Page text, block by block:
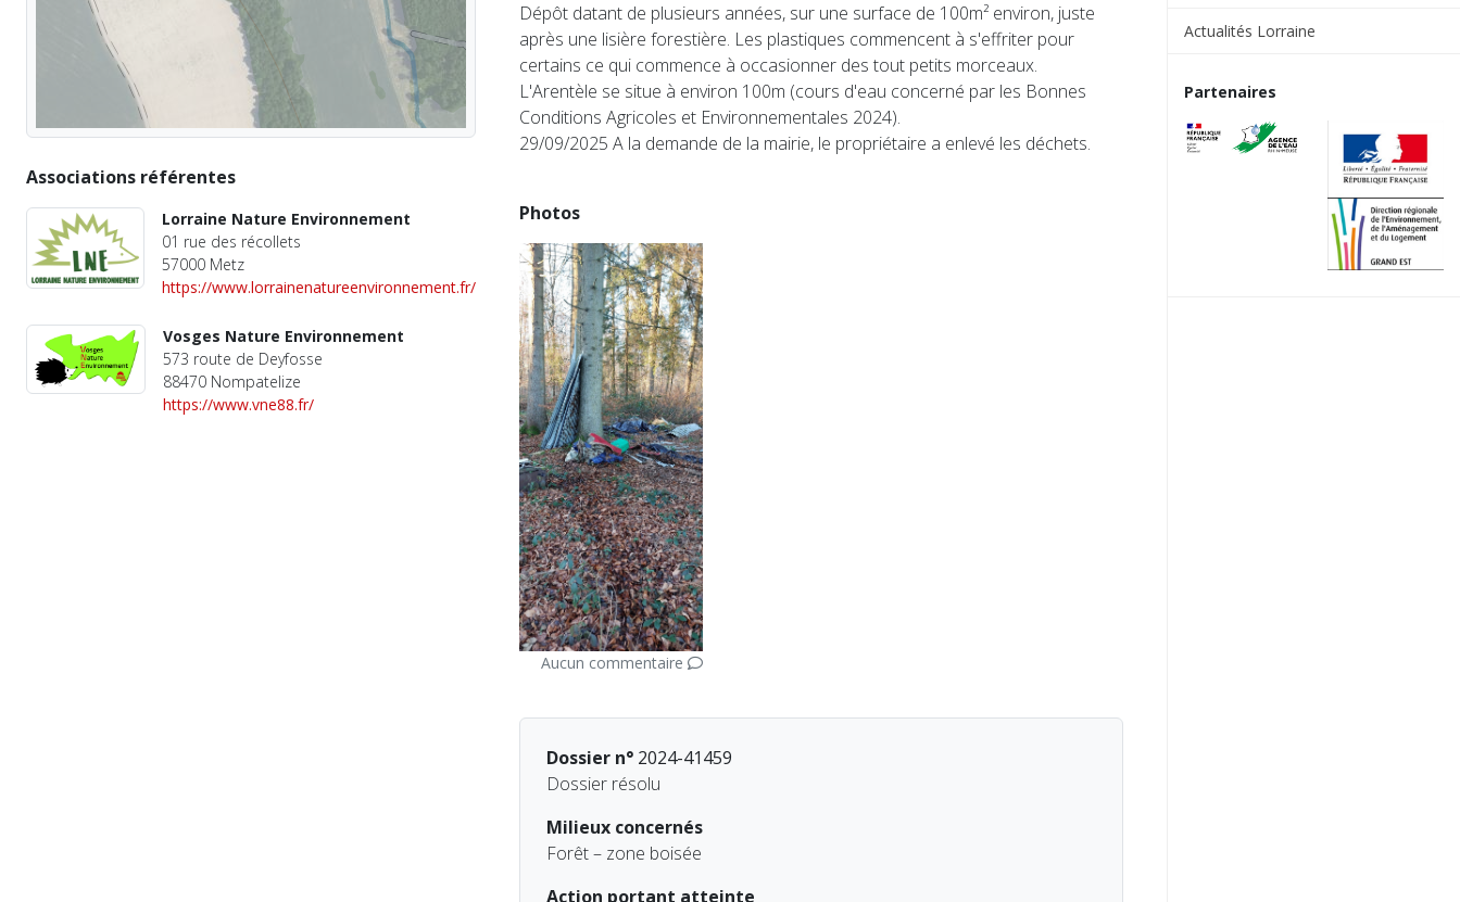
Dépôt datant de plusieurs années, sur une surface de 100m² environ, juste
après une lisière forestière. Les plastiques commencent à s'effriter pour
certains ce qui commence à occasionner des tout petits morceaux.
L'Arentèle se situe à environ 100m (cours d'eau concerné par les Bonnes
Conditions Agricoles et Environnementales 2024).
29/09/2025 A la demande de la mairie, le propriétaire a enlevé les déchets.
Photos
Aucun commentaire
Dossier n°2024-41459
Dossier résolu
Milieux concernés
Forêt – zone boisée
Action portant atteinte
Associations référentes
Lorraine Nature Environnement
01 rue des récollets
57000 Metz
https://www.lorrainenatureenvironnement.fr/
Vosges Nature Environnement
573 route de Deyfosse
88470 Nompatelize
https://www.vne88.fr/
Actualités Lorraine
Partenaires